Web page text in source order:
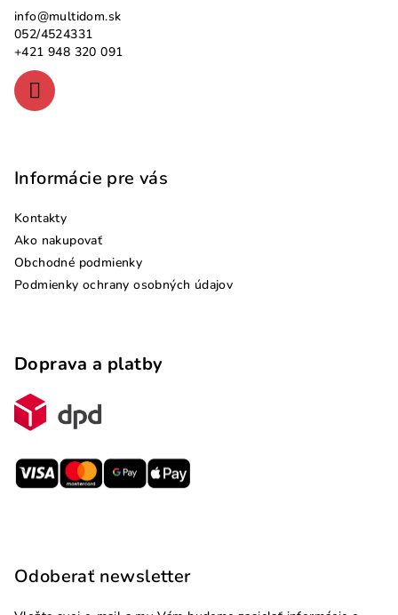
info@multidom.sk
052/4524331
+421 948 320 091
Informácie pre vás
Kontakty
Ako nakupovať
Obchodné podmienky
Podmienky ochrany osobných údajov
Doprava a platby
Odoberať newsletter